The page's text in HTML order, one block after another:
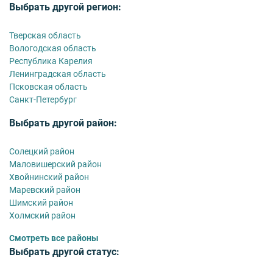
Выбрать другой регион:
Тверская область
Вологодская область
Республика Карелия
Ленинградская область
Псковская область
Санкт-Петербург
Выбрать другой район:
Солецкий район
Маловишерский район
Хвойнинский район
Маревский район
Шимский район
Холмский район
Смотреть все районы
Выбрать другой статус: